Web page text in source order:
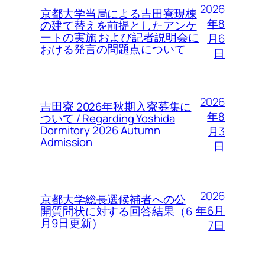
京都大学当局による吉田寮現棟
の建て替えを前提としたアンケ
ートの実施 および記者説明会に
おける発言の問題点について
2026
年8
月6
日
吉田寮 2026年秋期入寮募集に
ついて / Regarding Yoshida
Dormitory 2026 Autumn
Admission
2026
年8
月3
日
京都大学総長選候補者への公
開質問状に対する回答結果（6
月9日更新）
2026
年6月
7日